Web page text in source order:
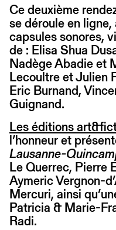
Ce deuxième
se déroule en
capsules sonores,
de : Elisa Shua
Nadège Abadie et
Lecoultre et Julien
Eric Burnand,
Guignand.
Les éditions
l’honneur et
Lausanne-
Le Querrec, Pierre
Aymeric Vergnon-
Mercuri, ainsi
Patricia & Marie-
Radi.